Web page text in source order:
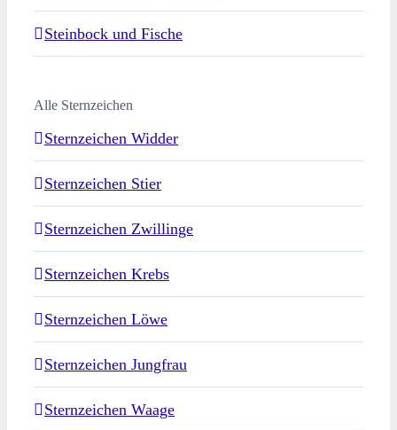
Steinbock und Fische
Alle Sternzeichen
Sternzeichen Widder
Sternzeichen Stier
Sternzeichen Zwillinge
Sternzeichen Krebs
Sternzeichen Löwe
Sternzeichen Jungfrau
Sternzeichen Waage